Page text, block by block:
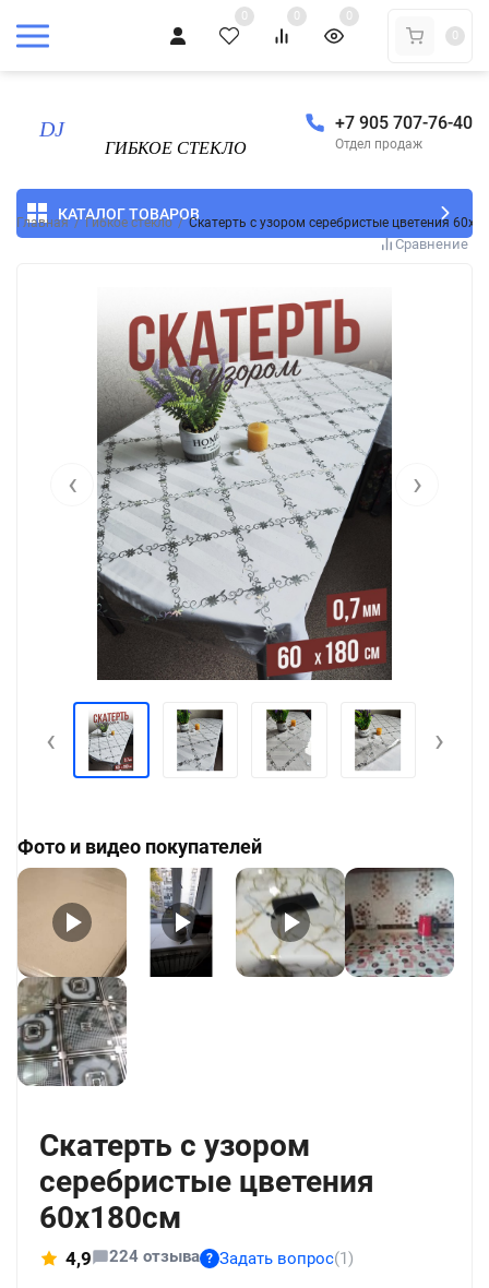
0 0
0
0
+7 905 707-76-40
Отдел продаж
КАТАЛОГ ТОВАРОВ
Главная / Гибкое стекло / Скатерть с узором серебристые цветения
Сравнение
‹ ›
‹ ›
Фото и видео покупателей
Скатерть с узором
серебристые цветения
60x180см
4,9 224 отзыва ? Задать вопрос(1)